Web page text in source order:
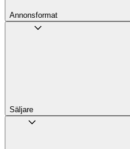
Annons­format
Säljare